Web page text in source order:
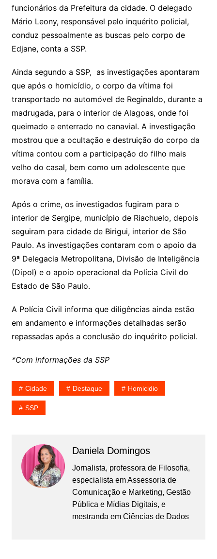
funcionários da Prefeitura da cidade. O delegado
Mário Leony, responsável pelo inquérito policial,
conduz pessoalmente as buscas pelo corpo de
Edjane, conta a SSP.
Ainda segundo a SSP, as investigações apontaram
que após o homicídio, o corpo da vítima foi
transportado no automóvel de Reginaldo, durante a
madrugada, para o interior de Alagoas, onde foi
queimado e enterrado no canavial. A investigação
mostrou que a ocultação e destruição do corpo da
vítima contou com a participação do filho mais
velho do casal, bem como um adolescente que
morava com a família.
Após o crime, os investigados fugiram para o
interior de Sergipe, município de Riachuelo, depois
seguiram para cidade de Birigui, interior de São
Paulo. As investigações contaram com o apoio da
9ª Delegacia Metropolitana, Divisão de Inteligência
(Dipol) e o apoio operacional da Polícia Civil do
Estado de São Paulo.
A Polícia Civil informa que diligências ainda estão
em andamento e informações detalhadas serão
repassadas após a conclusão do inquérito policial.
*Com informações da SSP
Cidade Destaque Homicidio
SSP
Daniela Domingos
Jornalista, professora de Filosofia,
especialista em Assessoria de
Comunicação e Marketing, Gestão
Pública e Mídias Digitais, e
mestranda em Ciências de Dados